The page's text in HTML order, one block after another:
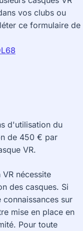
vos clubs ou
ce formulaire de
d'utilisation du
de 450 € par
VR.
nécessite
des casques. Si
sur
mise en place en
Pour toute